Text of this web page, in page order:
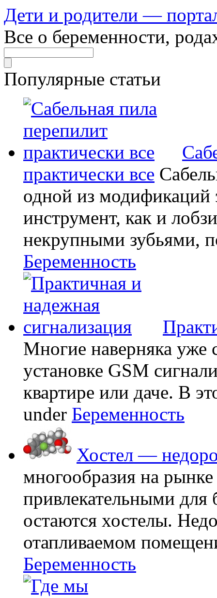
Дети и родители —
Все о беременности,
Популярные статьи
практически все
одной из модификаций
инструмент, как и
некрупными зубьями,
Беременность
Многие наверняка уже
установке GSM
квартире или даче. В
under Беременность
Хостел —
многообразия на
привлекательными
остаются хостелы.
отапливаемом
Беременность